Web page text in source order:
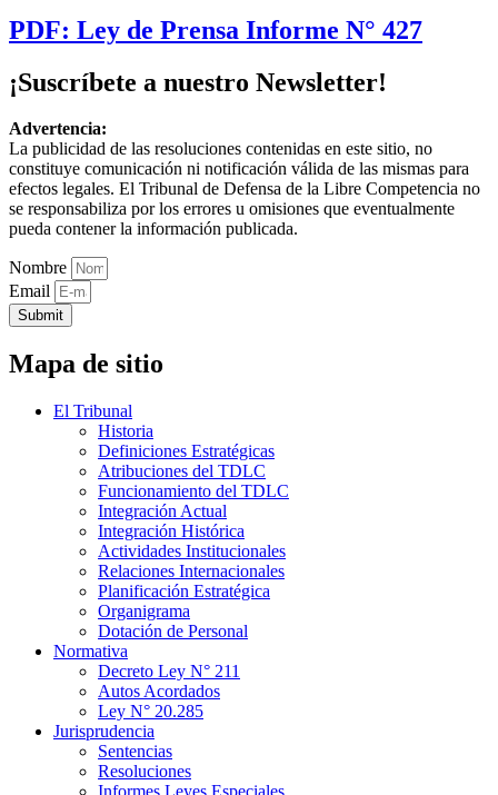
PDF: Ley de Prensa Informe N° 427
¡Suscríbete a nuestro Newsletter!
Advertencia:
La publicidad de las resoluciones contenidas en este sitio, no
constituye comunicación ni notificación válida de las mismas para
efectos legales. El Tribunal de Defensa de la Libre Competencia no
se responsabiliza por los errores u omisiones que eventualmente
pueda contener la información publicada.
Nombre
Email
Submit
Mapa de sitio
El Tribunal
Historia
Definiciones Estratégicas
Atribuciones del TDLC
Funcionamiento del TDLC
Integración Actual
Integración Histórica
Actividades Institucionales
Relaciones Internacionales
Planificación Estratégica
Organigrama
Dotación de Personal
Normativa
Decreto Ley N° 211
Autos Acordados
Ley N° 20.285
Jurisprudencia
Sentencias
Resoluciones